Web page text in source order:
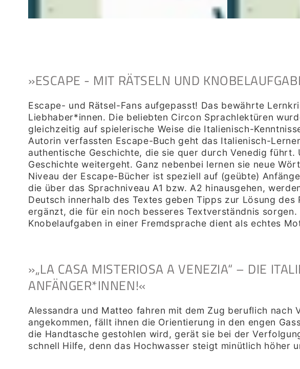
»ESCAPE - MIT RÄTSELN UND
Escape- und Rätsel-Fans aufgepasst! Das bewährte
Liebhaber*innen. Die beliebten Circon Sprachlektüren
gleichzeitig auf spielerische Weise die Italienisch-
Autorin verfassten Escape-Buch geht das Italienisch-
authentische Geschichte, die sie quer durch Venedig
Geschichte weitergeht. Ganz nebenbei lernen sie neue
Niveau der Escape-Bücher ist speziell auf (geübte)
die über das Sprachniveau A1 bzw. A2 hinausgehen,
Deutsch innerhalb des Textes geben Tipps zur Lösung
ergänzt, die für ein noch besseres Textverständnis
Knobelaufgaben in einer Fremdsprache dient als echtes
»„LA CASA MISTERIOSA A VENEZIA“ – DIE
ANFÄNGER*INNEN!«
Alessandra und Matteo fahren mit dem Zug beruflich nach
angekommen, fällt ihnen die Orientierung in den engen
die Handtasche gestohlen wird, gerät sie bei der
schnell Hilfe, denn das Hochwasser steigt minütlich höher